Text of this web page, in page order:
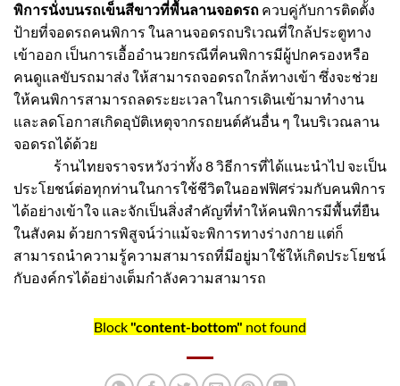
พิการนั่งบนรถเข็นสีขาวที่พื้นลานจอดรถ ควบคู่กับการติดตั้ง
ป้ายที่จอดรถคนพิการ ในลานจอดรถบริเวณที่ใกล้ประตูทาง
เข้าออก เป็นการเอื้ออำนวยกรณีที่คนพิการมีผู้ปกครองหรือ
คนดูแลขับรถมาส่ง ให้สามารถจอดรถใกล้ทางเข้า ซึ่งจะช่วย
ให้คนพิการสามารถลดระยะเวลาในการเดินเข้ามาทำงาน
และลดโอกาสเกิดอุบัติเหตุจากรถยนต์คันอื่น ๆ ในบริเวณลาน
จอดรถได้ด้วย
ร้านไทยจราจรหวังว่าทั้ง 8 วิธีการที่ได้แนะนำไป จะเป็น
ประโยชน์ต่อทุกท่านในการใช้ชีวิตในออฟฟิศร่วมกับคนพิการ
ได้อย่างเข้าใจ และจักเป็นสิ่งสำคัญที่ทำให้คนพิการมีพื้นที่ยืน
ในสังคม ด้วยการพิสูจน์ว่าแม้จะพิการทางร่างกาย แต่ก็
สามารถนำความรู้ความสามารถที่มีอยู่มาใช้ให้เกิดประโยชน์
กับองค์กรได้อย่างเต็มกำลังความสามารถ
Block "content-bottom" not found